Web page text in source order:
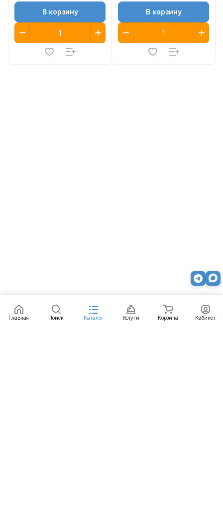
В корзину В корзину
Главная Поиск Каталог Услуги Корзина Кабинет